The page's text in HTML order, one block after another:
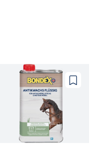
Zu